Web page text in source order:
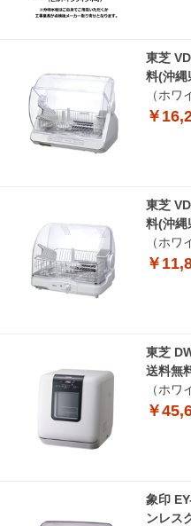
東芝
料(沖縄
（ホワ
￥
東芝
料(沖縄
（ホワ
￥
東芝
送料無
（ホワ
￥
象印
ンレス